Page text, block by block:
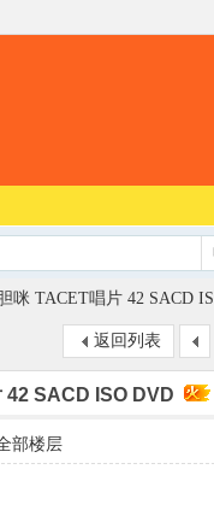
咪 TACET唱片 42 SACD
返回列表
42 SACD ISO DVD
部楼层